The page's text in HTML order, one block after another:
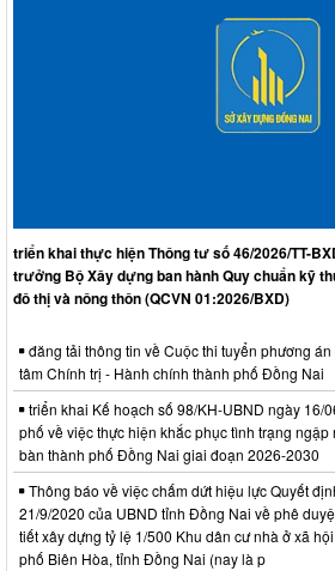
triển khai thực hiện Thông tư số 46/2026/TT-
trưởng Bộ Xây dựng ban hành Quy chuẩn kỹ
đô thị và nông thôn (QCVN 01:2026/BXD)
đăng tải thông tin về Cuộc thi tuyển phương
tâm Chính trị - Hành chính thành phố Đồng Nai
triển khai Kế hoạch số 98/KH-UBND ngày 16/
phố về việc thực hiện khắc phục tình trạng
bàn thành phố Đồng Nai giai đoạn 2026-2030
Thông báo về việc chấm dứt hiệu lực Quyết
21/9/2020 của UBND tỉnh Đồng Nai về phê
tiết xây dựng tỷ lệ 1/500 Khu dân cư nhà ở xã
phố Biên Hòa, tỉnh Đồng Nai (nay là p